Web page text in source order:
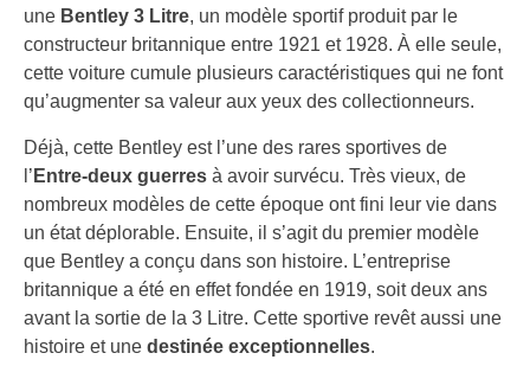
une Bentley 3 Litre, un modèle sportif produit par le
constructeur britannique entre 1921 et 1928. À elle seule,
cette voiture cumule plusieurs caractéristiques qui ne font
qu’augmenter sa valeur aux yeux des collectionneurs.
Déjà, cette Bentley est l’une des rares sportives de
l’ Entre-deux guerres à avoir survécu. Très vieux, de
nombreux modèles de cette époque ont fini leur vie dans
un état déplorable. Ensuite, il s’agit du premier modèle
que Bentley a conçu dans son histoire. L’entreprise
britannique a été en effet fondée en 1919, soit deux ans
avant la sortie de la 3 Litre. Cette sportive revêt aussi une
histoire et une destinée exceptionnelles.